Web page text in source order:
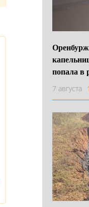
попала в
7 августа